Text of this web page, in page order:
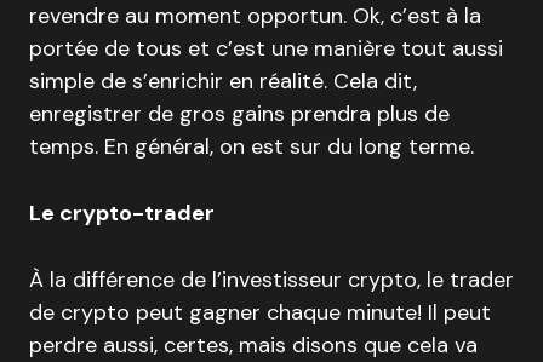
revendre au moment opportun. Ok, c’est à la
portée de tous et c’est une manière tout aussi
simple de s’enrichir en réalité. Cela dit,
enregistrer de gros gains prendra plus de
temps. En général, on est sur du long terme.
Le crypto-trader
À la différence de l’investisseur crypto, le trader
de crypto peut gagner chaque minute! Il peut
perdre aussi, certes, mais disons que cela va